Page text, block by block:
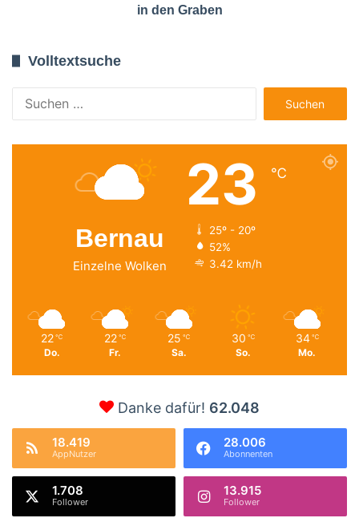
in den Graben
Volltextsuche
nach:
Bernau
Einzelne Wolken
23 ℃
25º - 20º
52%
3.42 km/h
22 ℃
Do.
22 ℃
Fr.
25 ℃
Sa.
30 ℃
So.
34 ℃
Mo.
Danke dafür! 62.048
18.419
AppNutzer
28.006
Abonnenten
1.708
Follower
13.915
Follower